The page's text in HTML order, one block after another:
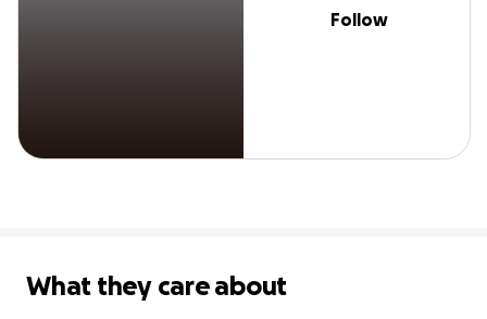
Follow
What they care about